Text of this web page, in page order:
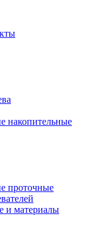
накопительные
проточные
и материалы